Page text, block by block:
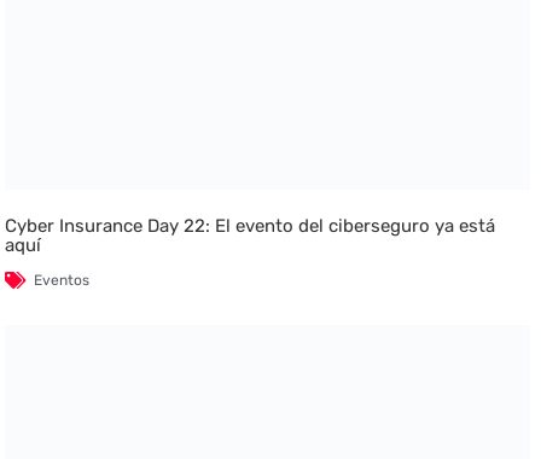
Cyber Insurance Day 22: El evento del ciberseguro ya está
aquí
Eventos